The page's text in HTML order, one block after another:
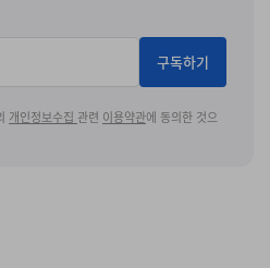
등의 액세서리 역시 재킷의 시
기존 라인업의 재활용이 아닌
로 제작됐다. 키드슈퍼의 디자
안을 수락했다”라고 전했다.
구독하기
개인정보수집 관련 이용약관에 동의한 것으